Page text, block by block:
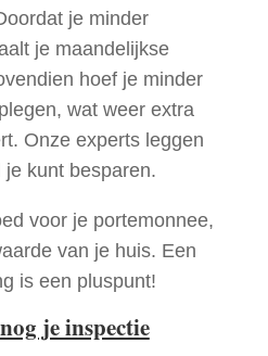
je minder
je maandelijkse
hoef je minder
wat weer extra
Onze experts leggen
kunt besparen.
voor je portemonnee,
van je huis. Een
is een pluspunt!
je inspectie